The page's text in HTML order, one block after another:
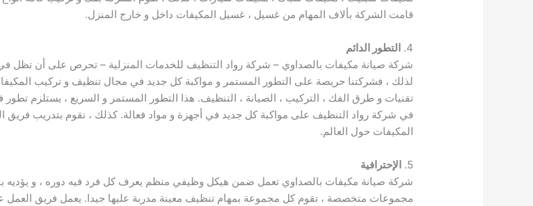
قامت الشركة بألاف المهام من غسيل ، غسيل المكيفات داخل و خارج المنزل.
4. التطور الدائم
شركة صيانة مكيفات بالصداوي – شركة رواد التنظيف للخدمات المنزلية – تحرص على أن تظل
لذلك ، فشركتنا حريصة على التطور المستمر و مواكبة كل جديد في مجال تنظيف و تركيب
تقنيات و طرق الفك ، التركيب ، الصيانة ، التنظيف. هذا التطور المستمر و السريع ، يستلزم
في شركة رواد التنظيف على مواكبة كل جديد في أجهزة و مواد فعالة. كذلك ، نقوم بتدريب
المكيفات حول العالم.
5. الإحترافية
شركة صيانة مكيفات بالصداوي تعمل ضمن هيكل وظيفي منظم يعرف كل فرد فيه دوره ، و يؤديه
مجموعات متخصصة ، تقوم كل مجموعة بمهام تنظيف معينة مدربة عليها جيدا. يعمل فريق